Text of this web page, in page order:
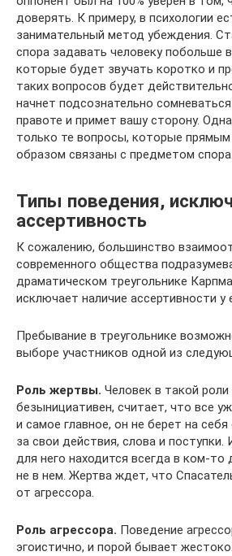
доверять. К примеру, в психологии
занимательный метод убеждения.
спора задавать человеку побольше
которые будет звучать коротко и
таких вопросов будет
начнет подсознательно
правоте и примет вашу сторону.
только те вопросы, которые
образом связаны с предметом спора.
Типы поведения,
ассертивность
К сожалению, большинство
современного общества
драматическом треугольнике
исключает наличие ассертивности у
Пребывание в треугольнике
выборе участников одной из
Роль жертвы. Человек в такой роли
безынициативен, считает, что все
и самое главное, он не берет на
за свои действия, слова и
для него находится всегда в ком-то
не в нем. Жертва ждет, что
от агрессора.
Роль агрессора. Поведение
эгоистично, и порой бывает